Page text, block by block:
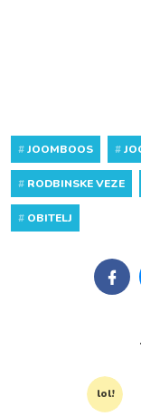
#JOOMBOOS #
# RODBINSKE VEZE
# OBITELJ
lol!